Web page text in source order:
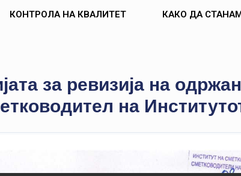
КОНТРОЛА НА КВАЛИТЕТ КАКО ДА
за ревизија на
на